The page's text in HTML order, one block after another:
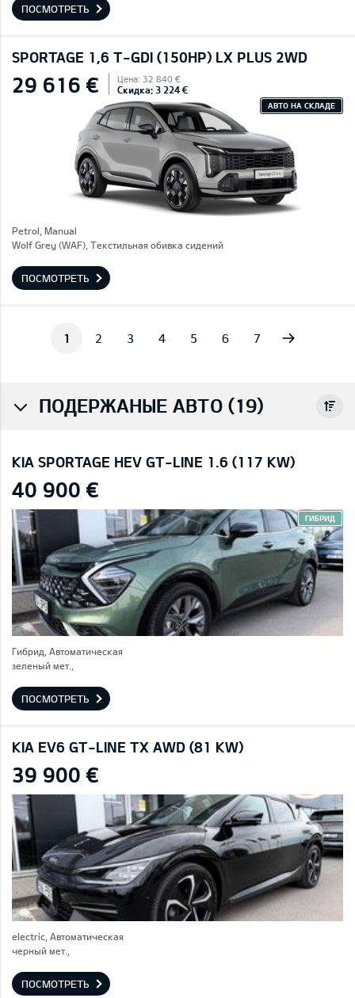
ПОСМОТРЕТЬ
SPORTAGE 1,6 T-GDI (150HP) LX PLUS 2WD
29 616 € Цена: 32 840 €
Скидка: 3 224 €
АВТО НА СКЛАДЕ
Petrol, Manual
Wolf Grey (WAF), Текстильная обивка сидений
ПОСМОТРЕТЬ
1 2 3 4 5 6 7
ПОДЕРЖАНЫЕ АВТО (19)
KIA SPORTAGE HEV GT-LINE 1.6 (117 KW)
40 900 €
ГИБРИД
Гибрид, Автоматическая
зеленый мет.,
ПОСМОТРЕТЬ
KIA EV6 GT-LINE TX AWD (81 KW)
39 900 €
electric, Автоматическая
черный мет.,
ПОСМОТРЕТЬ